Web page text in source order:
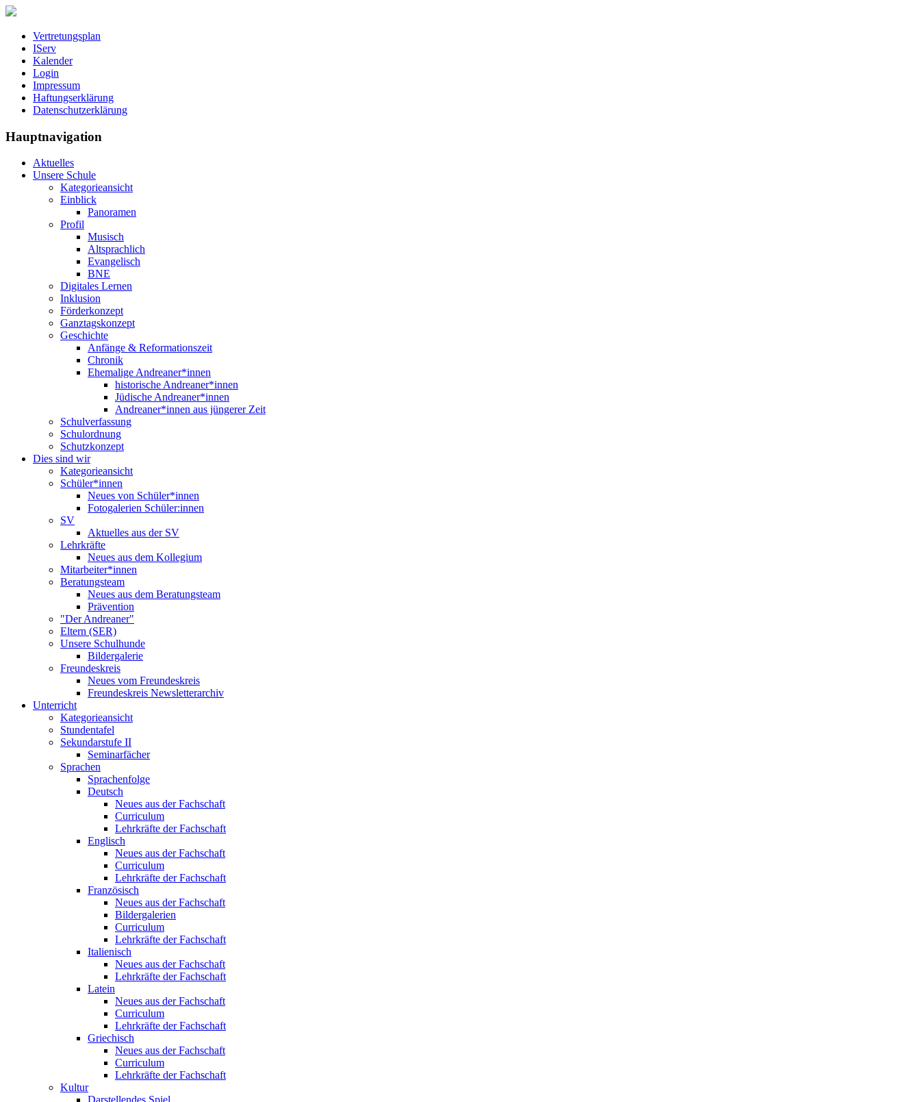
Vertretungsplan
IServ
Kalender
Login
Impressum
Haftungserklärung
Datenschutzerklärung
Hauptnavigation
Aktuelles
Unsere Schule
Kategorieansicht
Einblick
Panoramen
Profil
Musisch
Altsprachlich
Evangelisch
BNE
Digitales Lernen
Inklusion
Förderkonzept
Ganztagskonzept
Geschichte
Anfänge & Reformationszeit
Chronik
Ehemalige Andreaner*innen
historische Andreaner*innen
Jüdische Andreaner*innen
Andreaner*innen aus jüngerer Zeit
Schulverfassung
Schulordnung
Schutzkonzept
Dies sind wir
Kategorieansicht
Schüler*innen
Neues von Schüler*innen
Fotogalerien Schüler:innen
SV
Aktuelles aus der SV
Lehrkräfte
Neues aus dem Kollegium
Mitarbeiter*innen
Beratungsteam
Neues aus dem Beratungsteam
Prävention
"Der Andreaner"
Eltern (SER)
Unsere Schulhunde
Bildergalerie
Freundeskreis
Neues vom Freundeskreis
Freundeskreis Newsletterarchiv
Unterricht
Kategorieansicht
Stundentafel
Sekundarstufe II
Seminarfächer
Sprachen
Sprachenfolge
Deutsch
Neues aus der Fachschaft
Curriculum
Lehrkräfte der Fachschaft
Englisch
Neues aus der Fachschaft
Curriculum
Lehrkräfte der Fachschaft
Französisch
Neues aus der Fachschaft
Bildergalerien
Curriculum
Lehrkräfte der Fachschaft
Italienisch
Neues aus der Fachschaft
Lehrkräfte der Fachschaft
Latein
Neues aus der Fachschaft
Curriculum
Lehrkräfte der Fachschaft
Griechisch
Neues aus der Fachschaft
Curriculum
Lehrkräfte der Fachschaft
Kultur